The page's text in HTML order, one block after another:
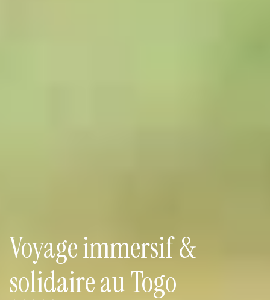
Voyage immersif &
solidaire au Togo